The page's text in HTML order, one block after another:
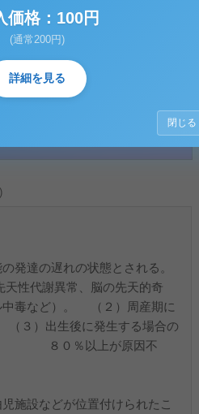
となります。
発達の遅れの状態とされる。
代謝異常、脳の先天的奇
中毒など）。 （２）周産期に
）出生後に発生する場合の
８０％以上が原因不
施設などが位置付けられたこ
価格：100円
(通常200円)
詳細を見る
閉じる